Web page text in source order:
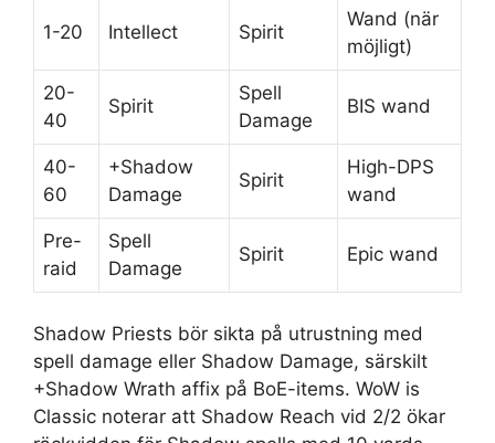
1-20 Intellect Spirit
Wand (när
möjligt)
20-
40
Spirit
Spell
Damage
BIS wand
40-
60
+Shadow
Damage
Spirit
High-DPS
wand
Pre-
raid
Spell
Damage
Spirit Epic wand
Shadow Priests bör sikta på utrustning med
spell damage eller Shadow Damage, särskilt
+Shadow Wrath affix på BoE-items. WoW is
Classic noterar att Shadow Reach vid 2/2 ökar